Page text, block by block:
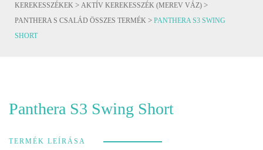
KEREKESSZÉKEK > AKTÍV KEREKESSZÉK (MEREV VÁZ) >
PANTHERA S CSALÁD ÖSSZES TERMÉK > PANTHERA S3 SWING
SHORT
Panthera S3 Swing Short
TERMÉK LEÍRÁSA